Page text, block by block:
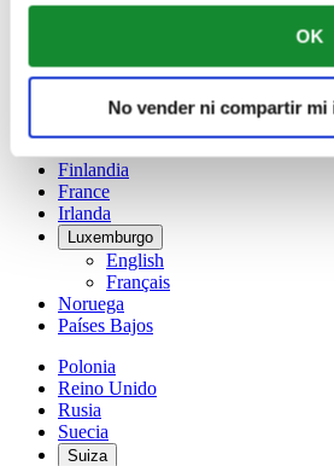
OK
No vender ni compartir
Français
简体中文
Dinamarca
Finlandia
France
Irlanda
Luxemburgo
English
Français
Noruega
Países Bajos
Polonia
Reino Unido
Rusia
Suecia
Suiza